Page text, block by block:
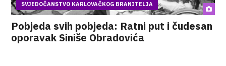
SVJEDOČANSTVO KARLOVAČKOG BRANITELJA
Pobjeda svih pobjeda: Ratni put i čudesan
oporavak Siniše Obradovića